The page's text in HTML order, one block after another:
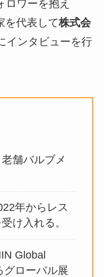
ロワーを抱え
を代表して株式会
インタビューを行
舗バルブメ
年からレス
け入れる。
Global
グローバル展